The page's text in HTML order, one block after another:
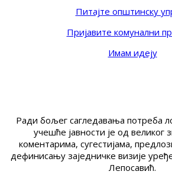
Питајте општинску
Пријавите комунални
Имам идеју
Ради бољег сагледавања потреба
учешће јавности је од великог
коментарима, сугестијама,
дефинисању заједничке визије
Лепосавић.